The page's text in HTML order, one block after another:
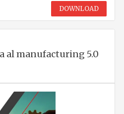
DOWNLOAD
al manufacturing 5.0